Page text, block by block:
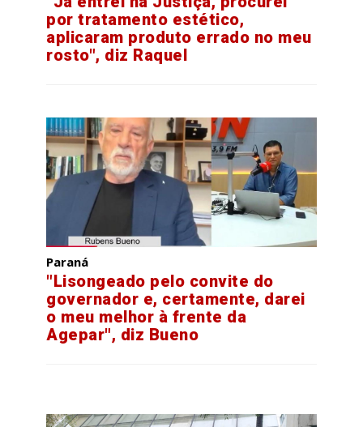
por tratamento estético,
aplicaram produto errado no meu
rosto", diz Raquel
Paraná
"Lisongeado pelo convite do
governador e, certamente, darei
o meu melhor à frente da
Agepar", diz Bueno